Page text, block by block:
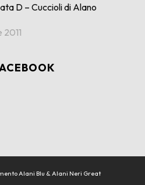
D – Cuccioli di Alano
2011
Alani Blu & Alani Neri Great